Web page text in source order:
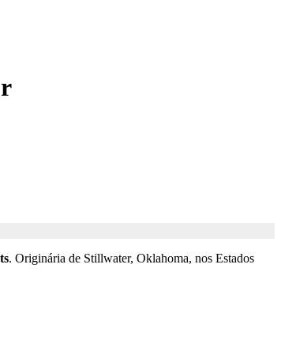
. Originária de Stillwater, Oklahoma, nos Estados